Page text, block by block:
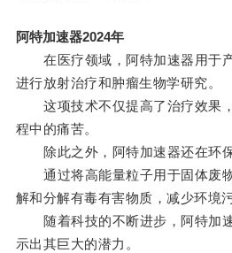
阿特加速器2024年
在医疗领域，阿特加速器用于
进行放射治疗和肿瘤生物学研究。
这项技术不仅提高了治疗效果
程中的痛苦。
除此之外，阿特加速器还在环保
通过将高能量粒子用于固体废
解和分解有毒有害物质，减少环境污
随着科技的不断进步，阿特加
示出其巨大的潜力。